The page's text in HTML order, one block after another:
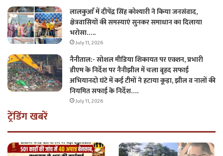
लालकुआँ में दीपेंद्र सिंह कोश्यारी ने किया जनसंवाद,
क्षेत्रवासियों की समस्याएं सुनकर समाधान का दिलाया
भरोसा…..
July 11, 2026
नैनीताल:- सोशल मीडिया शिकायत पर एक्शन, प्रभारी
डीएम के निर्देश पर नैनीझील में चला बृहद सफाई
अभियानदो घंटे में कई टीमों ने हटाया कूड़ा, झील व नालों की
नियमित सफाई के निर्देश….
July 11, 2026
ट्रेंडिंग खबरें